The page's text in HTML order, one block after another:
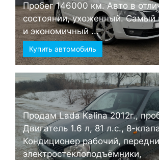
Пробег 146000 км. Авто в
состоянии, ухоженный.
и экономичный ...
Купить автомобиль
Продам Lada Kalina 2012г.,
Двигатель 1.6 л, 81 л.с., 8-
Кондиционер рабочий,
электростеклоподъёмники,